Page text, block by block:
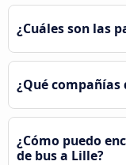
¿Cuáles son las
¿Qué compañías
¿Cómo puedo
de bus a Lille?